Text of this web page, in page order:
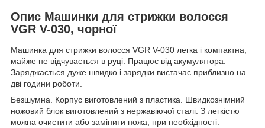
Опис Машинки для стрижки волосся
VGR V-030, чорної
Машинка для стрижки волосся VGR V-030 легка і компактна,
майже не відчувається в руці. Працює від акумулятора.
Заряджається дуже швидко і зарядки вистачає приблизно на
дві години роботи.
Безшумна. Корпус виготовлений з пластика. Швидкознімний
ножовий блок виготовлений з нержавіючої сталі. З легкістю
можна очистити або замінити ножа, при необхідності.